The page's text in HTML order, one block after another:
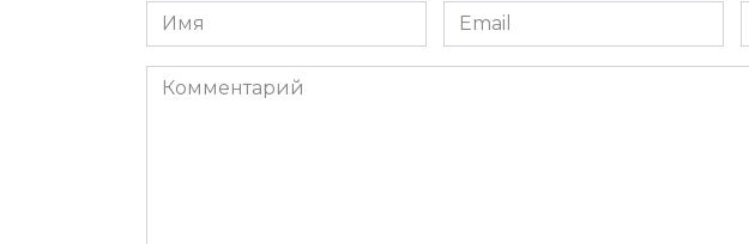
Имя
*
Email
*
Комментарий